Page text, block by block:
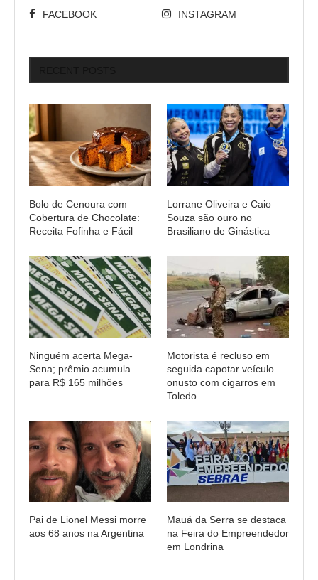
FACEBOOK INSTAGRAM
Bolo de Cenoura com
Cobertura de Chocolate:
Receita Fofinha e Fácil
Lorrane Oliveira e Caio
Souza são ouro no
Brasiliano de Ginástica
Ninguém acerta Mega-
Sena; prêmio acumula
para R$ 165 milhões
Motorista é recluso em
seguida capotar veículo
onusto com cigarros em
Toledo
Pai de Lionel Messi morre
aos 68 anos na Argentina
Mauá da Serra se destaca
na Feira do Empreendedor
em Londrina